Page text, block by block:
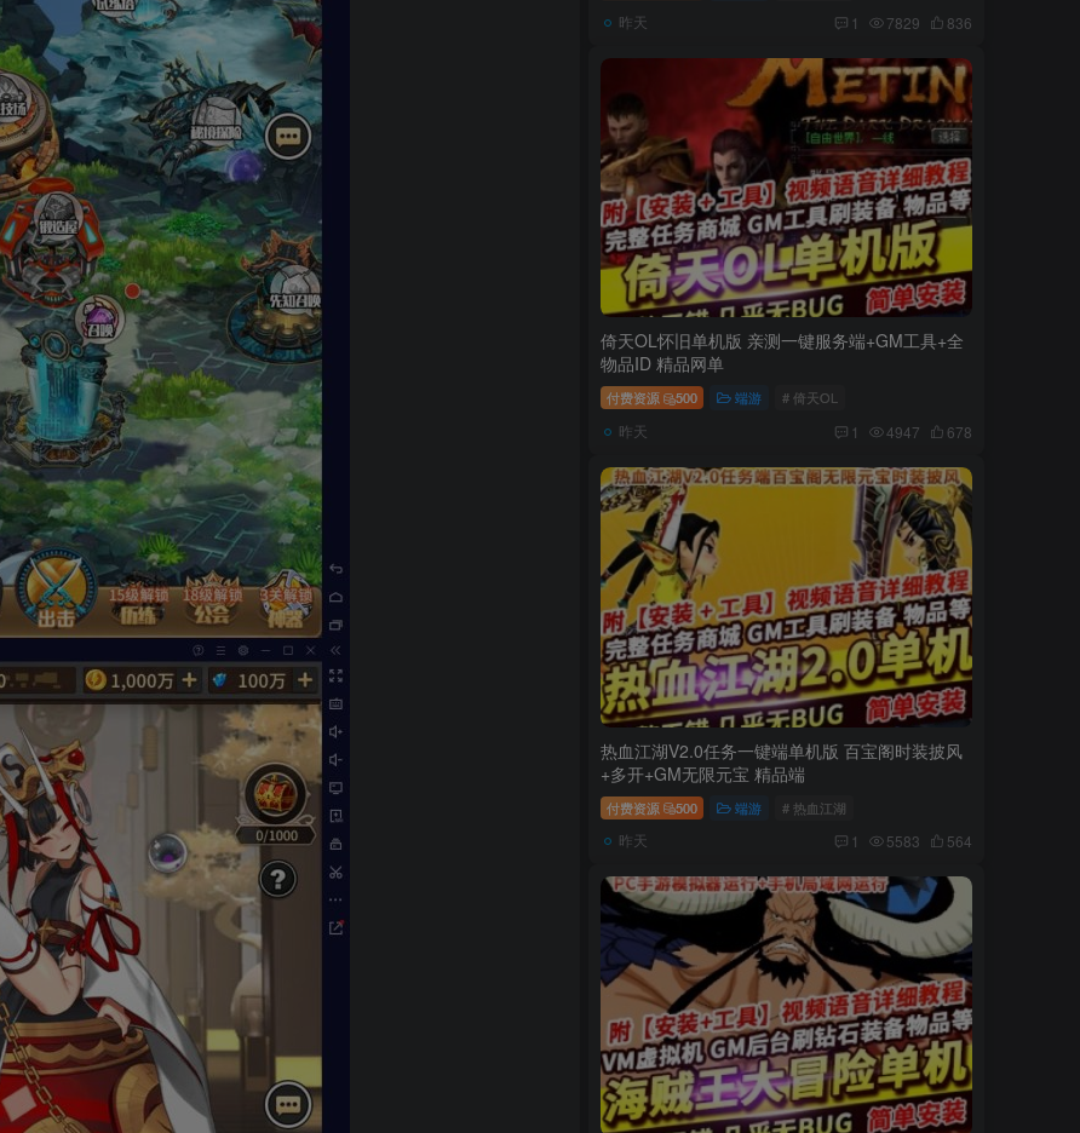
昨天 1 7829 836
倚天OL怀旧单机版 亲测一键服务端+GM工具+全
物品ID 精品网单
付费资源 500 端游 # 倚天OL
昨天 1 4947 678
热血江湖V2.0任务一键端单机版 百宝阁时装披风
+多开+GM无限元宝 精品端
付费资源 500 端游 # 热血江湖
昨天 1 5583 564